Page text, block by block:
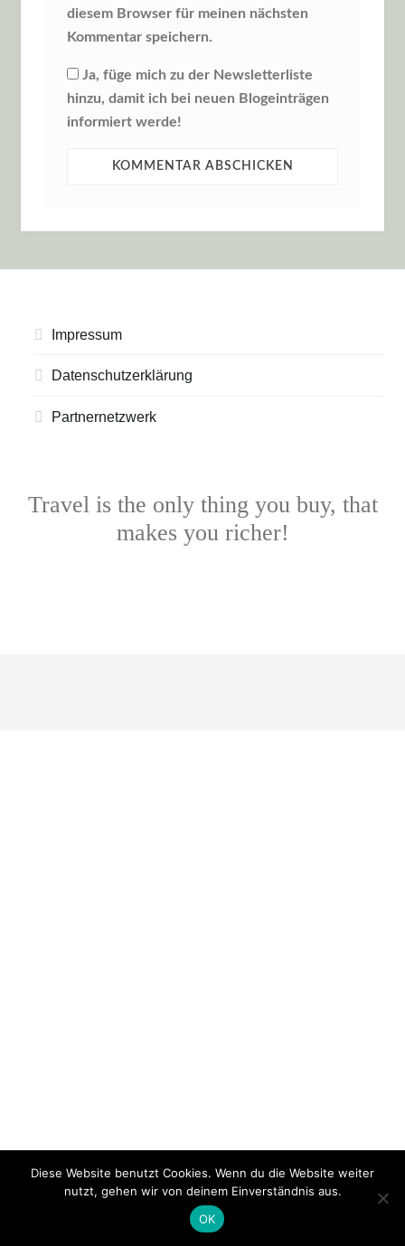
diesem Browser für meinen nächsten
Kommentar speichern.
Ja, füge mich zu der Newsletterliste
hinzu, damit ich bei neuen Blogeinträgen
informiert werde!
Impressum
Datenschutzerklärung
Partnernetzwerk
Travel is the only thing you buy, that
makes you richer!
Diese Website benutzt Cookies. Wenn du die Website weiter
nutzt, gehen wir von deinem Einverständnis aus.
OK